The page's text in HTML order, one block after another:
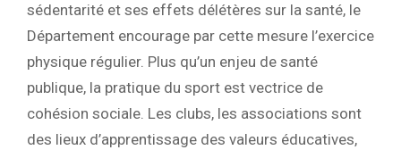
sédentarité et ses effets délétères sur la santé, le
Département encourage par cette mesure l’exercice
physique régulier. Plus qu’un enjeu de santé
publique, la pratique du sport est vectrice de
cohésion sociale. Les clubs, les associations sont
des lieux d’apprentissage des valeurs éducatives,